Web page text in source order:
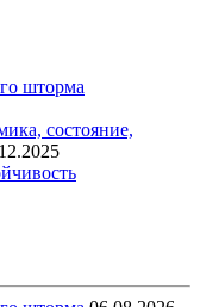
шторма
состояние,